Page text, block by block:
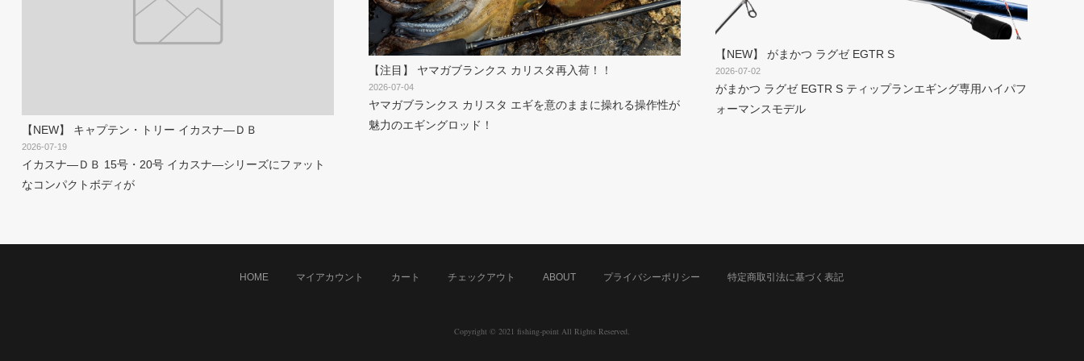
【NEW】 キャプテン・トリー イカスナ―ＤＢ
2026-07-19
イカスナ―ＤＢ 15号・20号 イカスナ―シリーズにファット
なコンパクトボディが
【注目】 ヤマガブランクス カリスタ再入荷！！
2026-07-04
ヤマガブランクス カリスタ エギを意のままに操れる操作性が
魅力のエギングロッド！
【NEW】 がまかつ ラグゼ EGTR S
2026-07-02
がまかつ ラグゼ EGTR S ティップランエギング専用ハイパフ
ォーマンスモデル
HOME マイアカウント カート チェックアウト ABOUT プライバシーポリシー 特定商取引法に基づく表記
Copyright © 2021 fishing-point All Rights Reserved.